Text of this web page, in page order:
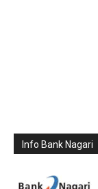
Info Bank Nagari